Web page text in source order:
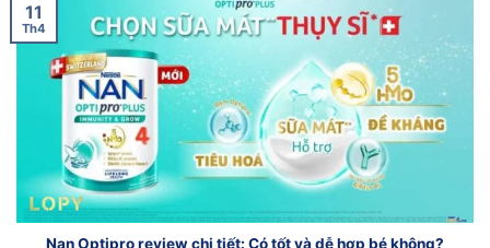
Nan Optipro review chi tiết: Có tốt và dễ hợp bé không?
11
Th4